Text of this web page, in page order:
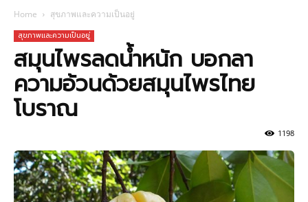
Home สุขภาพและความเป็นอยู่
สุขภาพและความเป็นอยู่
สมุนไพรลดน้ำหนัก บอกลา
ความอ้วนด้วยสมุนไพรไทย
โบราณ
1198